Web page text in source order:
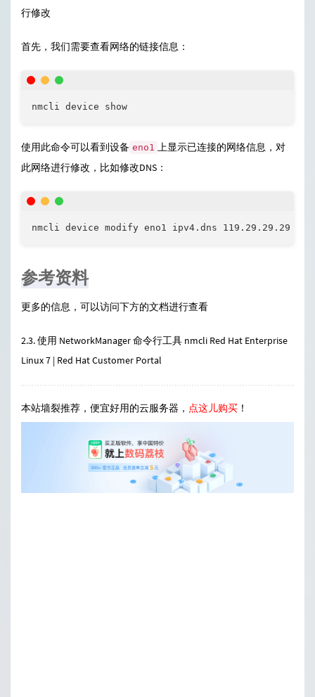
行修改
首先，我们需要查看网络的链接信息：
nmcli device show
使用此命令可以看到设备 eno1 上显示已连接的网络信息，对
此网络进行修改，比如修改DNS：
nmcli device modify eno1 ipv4.dns 119.29.29.29
参考资料
更多的信息，可以访问下方的文档进行查看
2.3. 使用 NetworkManager 命令行工具 nmcli Red Hat Enterprise
Linux 7 | Red Hat Customer Portal
本站墙裂推荐，便宜好用的云服务器， 点这儿购买 ！